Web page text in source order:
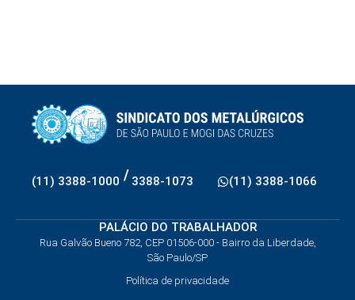
(11) 3388-1000 / 3388-1073 (11) 3388-1066
PALÁCIO DO TRABALHADOR
Rua Galvão Bueno 782, CEP 01506-000 - Bairro da Liberdade,
São Paulo/SP
Política de privacidade